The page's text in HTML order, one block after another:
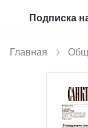
Подписка
Главная